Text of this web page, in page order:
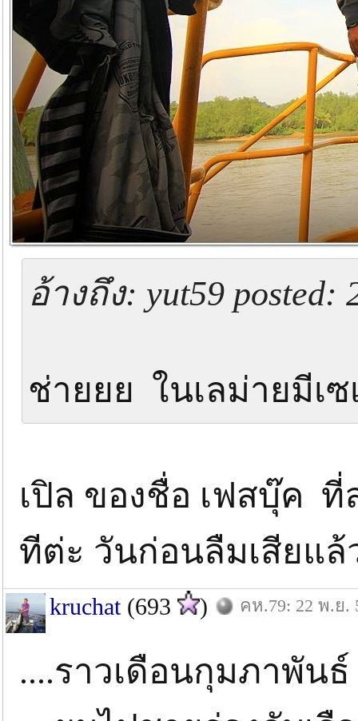
อ้างถึง: yut59 posted:
ช่ายยย ในเลม่ายมีเ
เปิล ของชื่อ เฟสบุ๊ค
ทีต่ะ วันก่อนลืมเสียแ
kruchat(693 ) คห.79: 22 พ.ย.
....ราวเดือนกุมภาพันธ์